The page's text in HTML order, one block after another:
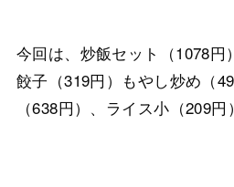
今回は、炒飯セット（1078円
餃子（319円）もやし炒め（
（638円）、ライス小（209円